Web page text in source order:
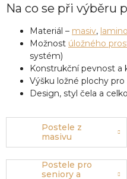
Na co se při výběru
Materiál – masiv, lamino
Možnost úložného
systém)
Konstrukční pevnost a
Výšku ložné plochy
Design, styl čela a
Postele z
masivu
Postele pro
seniory a